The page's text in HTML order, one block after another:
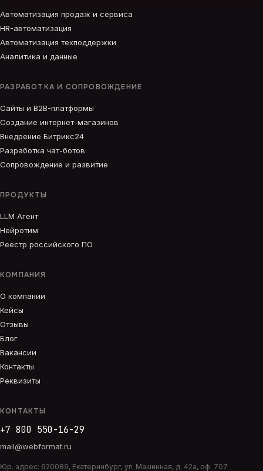
Автоматизация продаж и сервиса
HR-автоматизация
Автоматизация техподдержки
Аналитика и данные
РАЗРАБОТКА И СОПРОВОЖДЕНИЕ
Сайты и B2B-платформы
Создание интернет-магазинов
Внедрение Битрикс24
Разработка чат-ботов
Сопровождение и развитие
ПРОДУКТЫ
LLM Агент
Нейротим
Реестр российского ПО
КОМПАНИЯ
О компании
Кейсы
Отзывы
Блог
Вакансии
Контакты
Реквизиты
КОНТАКТЫ
+7 800 550-16-29
mail@webformat.ru
Юр. адрес: 620089, Екатеринбург, ул. Машинная, д. 42а, оф. 707